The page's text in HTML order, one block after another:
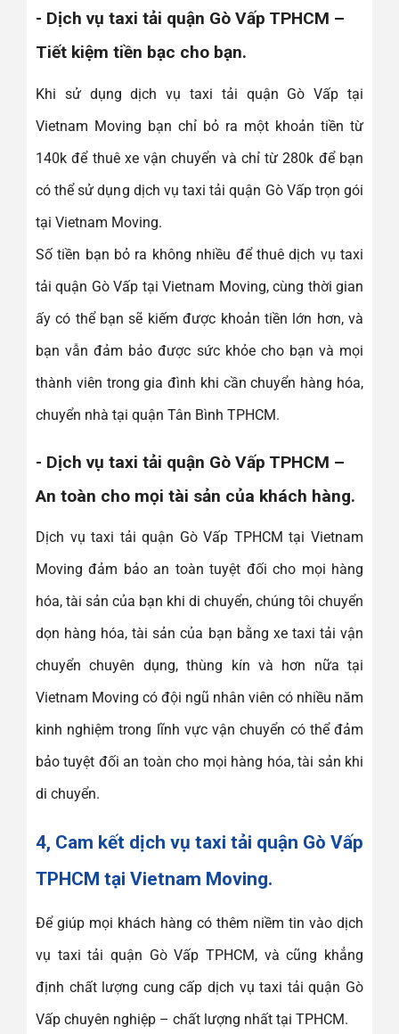
- Dịch vụ taxi tải quận Gò Vấp TPHCM –
Tiết kiệm tiền bạc cho bạn.
Khi sử dụng dịch vụ taxi tải quận Gò Vấp tại
Vietnam Moving bạn chỉ bỏ ra một khoản tiền từ
140k để thuê xe vận chuyển và chỉ từ 280k để bạn
có thể sử dụng dịch vụ taxi tải quận Gò Vấp trọn gói
tại Vietnam Moving.
Số tiền bạn bỏ ra không nhiều để thuê dịch vụ taxi
tải quận Gò Vấp tại Vietnam Moving, cùng thời gian
ấy có thể bạn sẽ kiếm được khoản tiền lớn hơn, và
bạn vẫn đảm bảo được sức khỏe cho bạn và mọi
thành viên trong gia đình khi cần chuyển hàng hóa,
chuyển nhà tại quận Tân Bình TPHCM.
- Dịch vụ taxi tải quận Gò Vấp TPHCM –
An toàn cho mọi tài sản của khách hàng.
Dịch vụ taxi tải quận Gò Vấp TPHCM tại Vietnam
Moving đảm bảo an toàn tuyệt đối cho mọi hàng
hóa, tài sản của bạn khi di chuyển, chúng tôi chuyển
dọn hàng hóa, tài sản của bạn bằng xe taxi tải vận
chuyển chuyên dụng, thùng kín và hơn nữa tại
Vietnam Moving có đội ngũ nhân viên có nhiều năm
kinh nghiệm trong lĩnh vực vận chuyển có thể đảm
bảo tuyệt đối an toàn cho mọi hàng hóa, tài sản khi
di chuyển.
4, Cam kết dịch vụ taxi tải quận Gò Vấp
TPHCM tại Vietnam Moving.
Để giúp mọi khách hàng có thêm niềm tin vào dịch
vụ taxi tải quận Gò Vấp TPHCM, và cũng khẳng
định chất lượng cung cấp dịch vụ taxi tải quận Gò
Vấp chuyên nghiệp – chất lượng nhất tại TPHCM.